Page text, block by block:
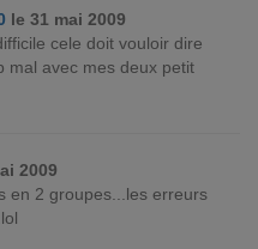
le 31 mai 2009
cele doit vouloir dire
mal avec mes deux petit
2009
en 2 groupes...les erreurs